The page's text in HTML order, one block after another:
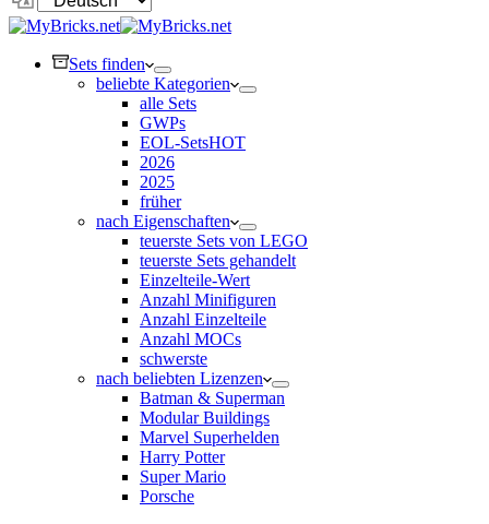
ändern
Sets finden
beliebte Kategorien
alle Sets
GWPs
EOL-SetsHOT
2026
2025
früher
nach Eigenschaften
teuerste Sets von LEGO
teuerste Sets gehandelt
Einzelteile-Wert
Anzahl Minifiguren
Anzahl Einzelteile
Anzahl MOCs
schwerste
nach beliebten Lizenzen
Batman & Superman
Modular Buildings
Marvel Superhelden
Harry Potter
Super Mario
Porsche